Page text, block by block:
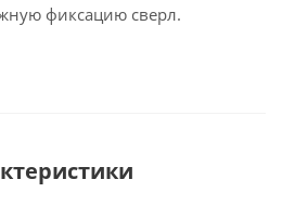
фиксацию сверл.